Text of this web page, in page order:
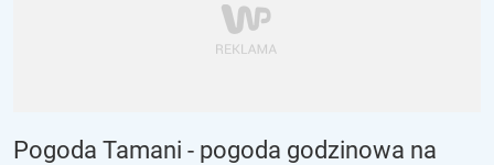
Pogoda Tamani - pogoda godzinowa na